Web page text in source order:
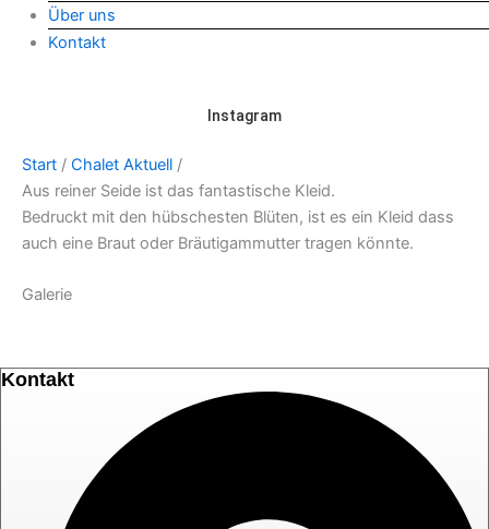
Über uns
Kontakt
Instagram
Start / Chalet Aktuell /
Aus reiner Seide ist das fantastische Kleid.
Bedruckt mit den hübschesten Blüten, ist es ein Kleid dass
auch eine Braut oder Bräutigammutter tragen könnte.
Galerie
Kontakt